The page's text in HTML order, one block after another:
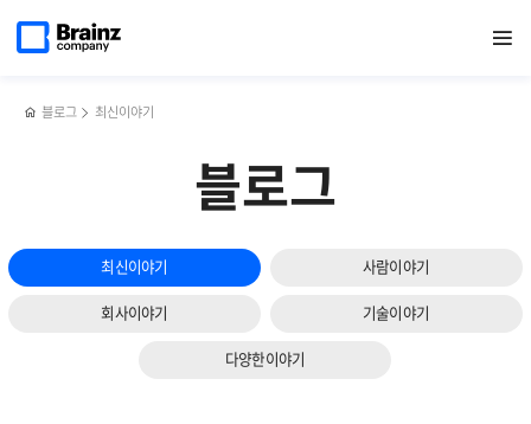
열기
페이지로
블로그 최신이야기
블로그
최신이야기 사람이야기
회사이야기 기술이야기
다양한이야기
Zenius EMS로 데이터 쿼리형 토폴로지 활용하기
NVIDIA
모니터링과
다음
슬라이드